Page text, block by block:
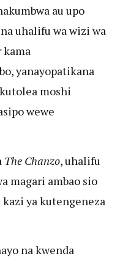
au upo
uhalifu wa wizi wa
kama
yanayopatikana
moshi
wewe
The Chanzo, uhalifu
magari ambao sio
ya kutengeneza
na kwenda